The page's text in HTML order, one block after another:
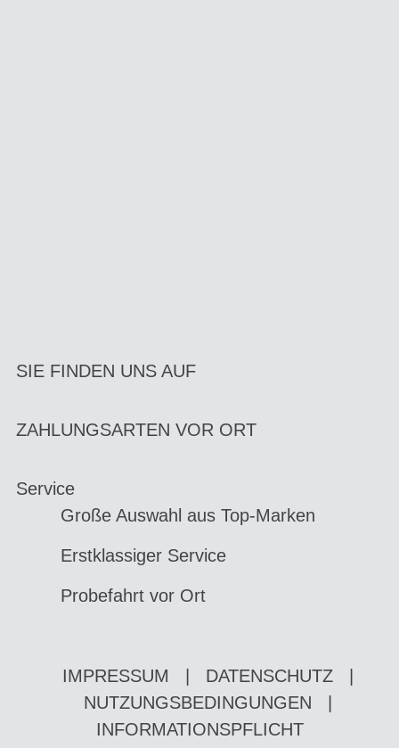
SIE FINDEN UNS AUF
ZAHLUNGSARTEN VOR ORT
Service
Große Auswahl aus Top-Marken
Erstklassiger Service
Probefahrt vor Ort
IMPRESSUM DATENSCHUTZ
NUTZUNGSBEDINGUNGEN
INFORMATIONSPFLICHT